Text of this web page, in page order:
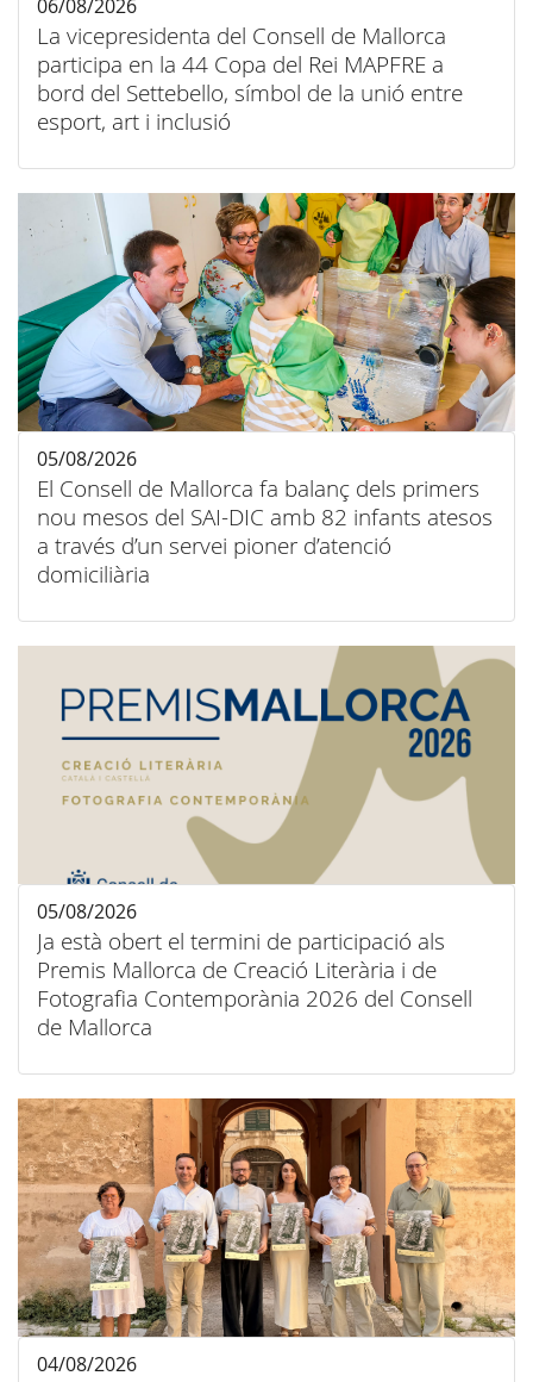
La vicepresidenta del Consell de Mallorca
participa en la 44 Copa del Rei MAPFRE a
bord del Settebello, símbol de la unió entre
esport, art i inclusió
06/08/2026
El Consell de Mallorca fa balanç dels primers
nou mesos del SAI-DIC amb 82 infants atesos
a través d’un servei pioner d’atenció
domiciliària
05/08/2026
Ja està obert el termini de participació als
Premis Mallorca de Creació Literària i de
Fotografia Contemporània 2026 del Consell
de Mallorca
05/08/2026
04/08/2026